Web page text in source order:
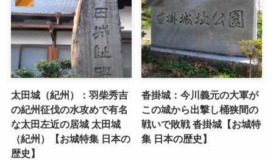
太田城（紀州）：羽柴秀吉
の紀州征伐の水攻めで有名
な太田左近の居城 太田城
（紀州）【お城特集 日本の
歴史】
沓掛城：今川義元の大軍が
この城から出撃し桶狭間の
戦いで敗戦 沓掛城【お城特
集 日本の歴史】